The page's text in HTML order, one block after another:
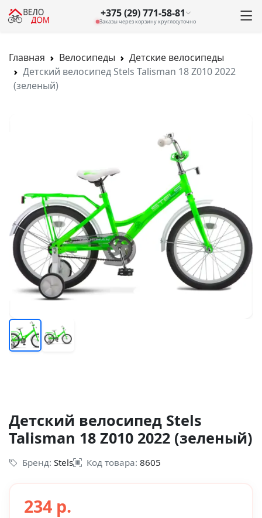
+375 (29) 771-58-81
Заказы через корзину круглосуточно
Главная Велосипеды
Детские велосипеды
Детский велосипед Stels Talisman 18 Z010 2022
(зеленый)
Детский велосипед Stels
Talisman 18 Z010 2022 (зеленый)
Бренд: Stels Код товара: 8605
234 р.